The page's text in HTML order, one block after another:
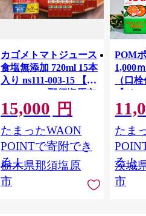
カゴメトマトジュース
食塩無添加 720ml 15本
入り ns111-003-15 【
KAGOME 那須塩原市
ギフト トマト 野菜 ジ
ュース 飲料 ドリンク
健康 GABA 血圧 コレ
ステロール】
15,000 円
たまったWAON
POINTで寄附でき
る！
栃木県那須塩原
市
POM
1,000
（口
【ジ
Ｍ 爽
ジ 果
ンス
ンド
庫 ド
入れし
アタイ
たま
る！
茨城
市